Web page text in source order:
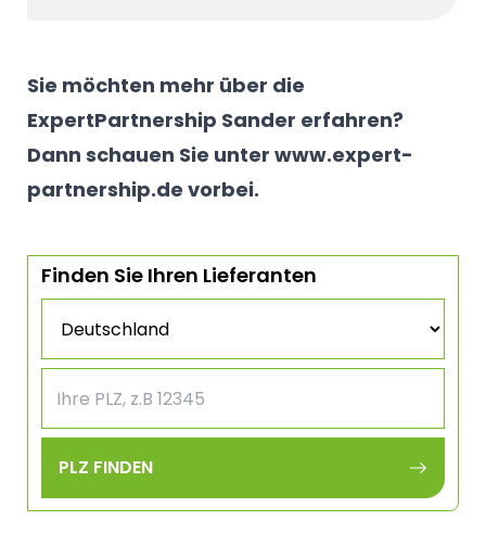
Sie möchten mehr über die
ExpertPartnership Sander erfahren?
Dann schauen Sie unter www.expert-
partnership.de vorbei.
Finden Sie Ihren Lieferanten
PLZ FINDEN